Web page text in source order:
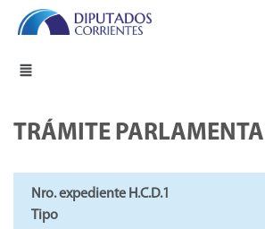
TRÁMITE
Nro. expediente H.C.D.1
Tipo